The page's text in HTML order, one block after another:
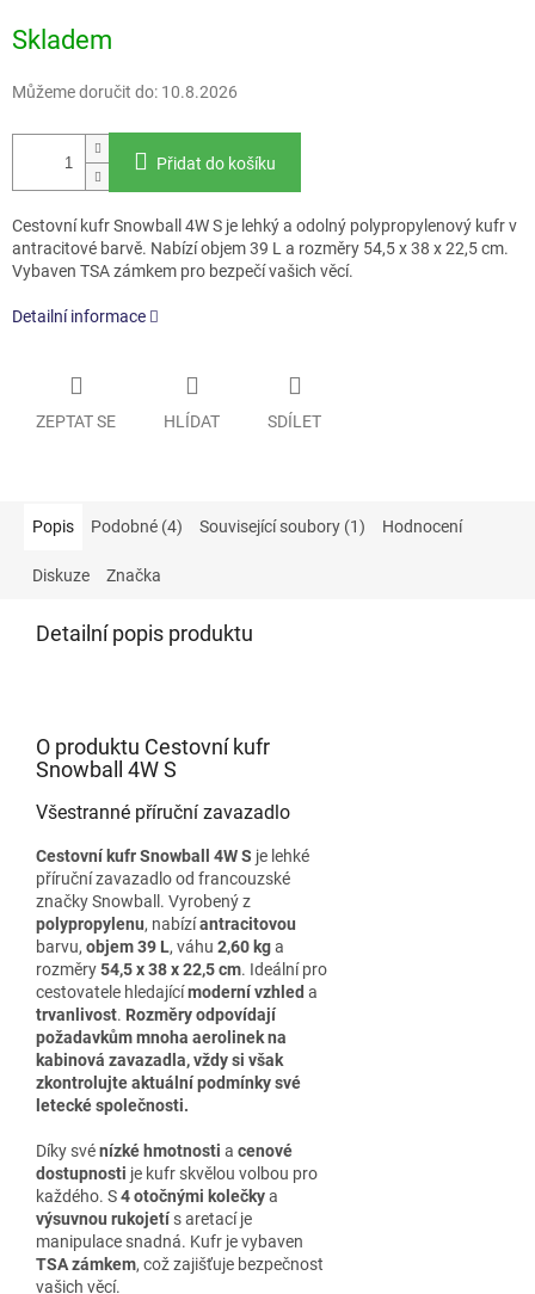
cena:
Skladem
Můžeme doručit do: 10.8.2026
Přidat do košíku
Cestovní kufr Snowball 4W S je lehký a odolný polypropylenový kufr v
antracitové barvě. Nabízí objem 39 L a rozměry 54,5 x 38 x 22,5 cm.
Vybaven TSA zámkem pro bezpečí vašich věcí.
Detailní informace
ZEPTAT SE HLÍDAT SDÍLET
Popis Podobné (4) Související soubory (1) Hodnocení
Diskuze Značka
Detailní popis produktu
O produktu Cestovní kufr
Snowball 4W S
Všestranné příruční zavazadlo
Cestovní kufr Snowball 4W S je lehké
příruční zavazadlo od francouzské
značky Snowball. Vyrobený z
polypropylenu, nabízíantracitovou
barvu, objem 39 L, váhu 2,60 kga
rozměry54,5 x 38 x 22,5 cm. Ideální pro
cestovatele hledajícímoderní vzhled a
trvanlivost. Rozměry odpovídají
požadavkům mnoha aerolinek na
kabinová zavazadla, vždy si však
zkontrolujte aktuální podmínky své
letecké společnosti.
Díky svénízké hmotnosti a cenové
dostupnosti je kufr skvělou volbou pro
každého. S4 otočnými kolečkya
výsuvnou rukojetí s aretací je
manipulace snadná. Kufr je vybaven
TSA zámkem, což zajišťuje bezpečnost
vašich věcí.